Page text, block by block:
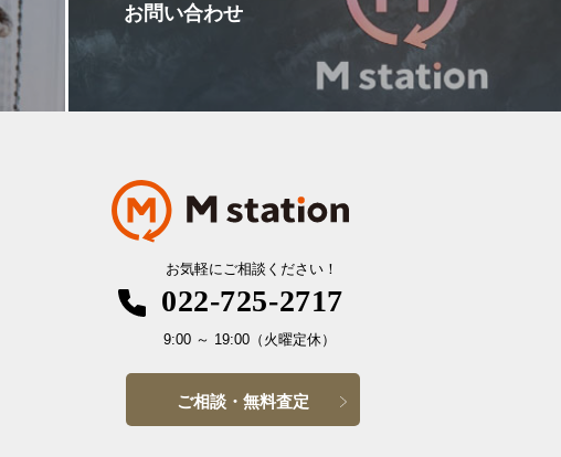
お問い合わせ
お気軽にご相談ください！
022-725-2717
9:00 ～ 19:00 （火曜定休）
ご相談・無料査定